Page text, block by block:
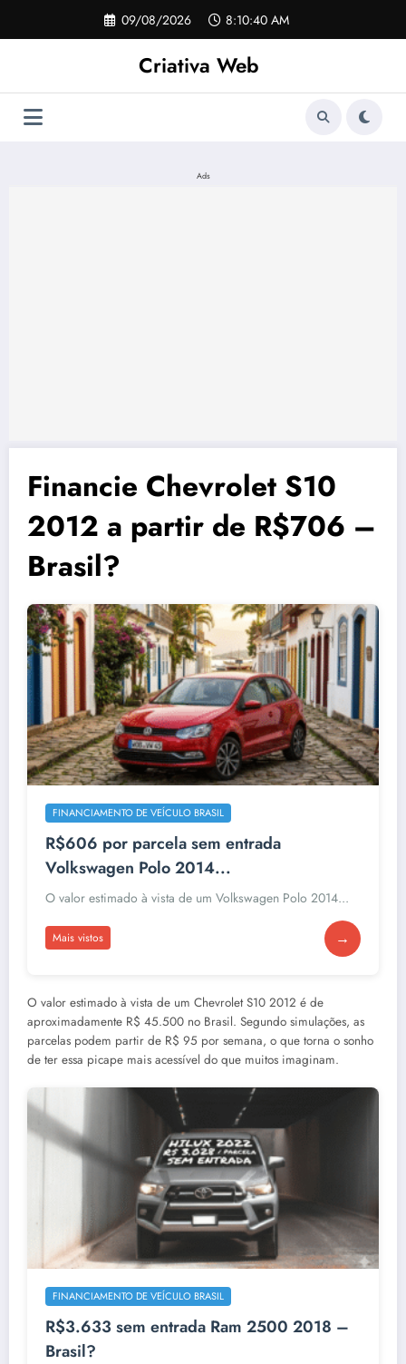
o
09/08/2026 8:10:40 AM
Criativa Web
Ads
Financie Chevrolet S10
2012 a partir de R$706 –
Brasil?
FINANCIAMENTO DE VEÍCULO BRASIL
R$606 por parcela sem entrada
Volkswagen Polo 2014...
O valor estimado à vista de um Volkswagen Polo 2014...
Mais vistos →
O valor estimado à vista de um Chevrolet S10 2012 é de
aproximadamente R$ 45.500 no Brasil. Segundo simulações, as
parcelas podem partir de R$ 95 por semana, o que torna o sonho
de ter essa picape mais acessível do que muitos imaginam.
FINANCIAMENTO DE VEÍCULO BRASIL
R$3.633 sem entrada Ram 2500 2018 –
Brasil?